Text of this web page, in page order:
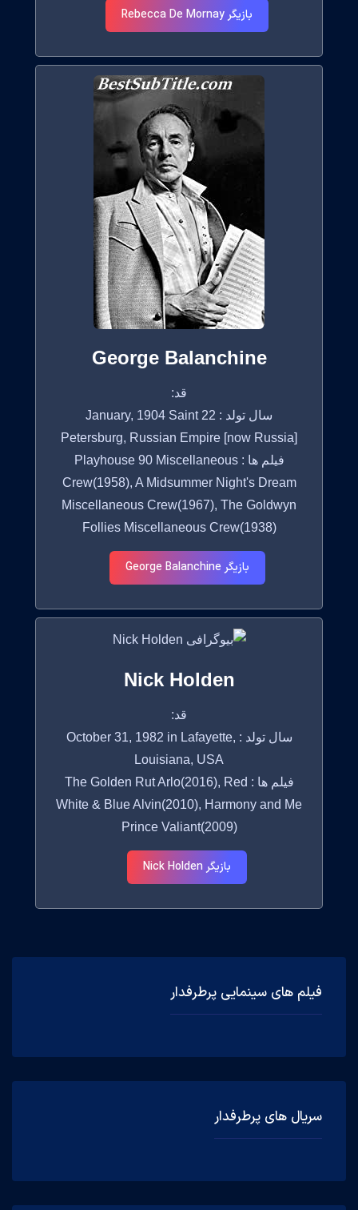
فیلم های سینمایی پرطرفدار
سریال های پرطرفدار
بازیگر Rebecca De Mornay
George Balanchine
قد:
سال تولد : 22 January, 1904 Saint
Petersburg, Russian Empire [now Russia]
فیلم ها : Playhouse 90 Miscellaneous
Crew(1958), A Midsummer Night's Dream
Miscellaneous Crew(1967), The Goldwyn
Follies Miscellaneous Crew(1938)
بازیگر George Balanchine
Nick Holden
قد:
سال تولد : October 31, 1982 in Lafayette,
Louisiana, USA
فیلم ها : The Golden Rut Arlo(2016), Red
White & Blue Alvin(2010), Harmony and Me
Prince Valiant(2009)
بازیگر Nick Holden